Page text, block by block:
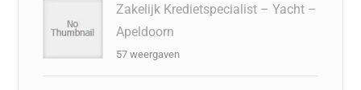
Zakelijk Kredietspecialist – Yacht –
Apeldoorn
57 weergaven